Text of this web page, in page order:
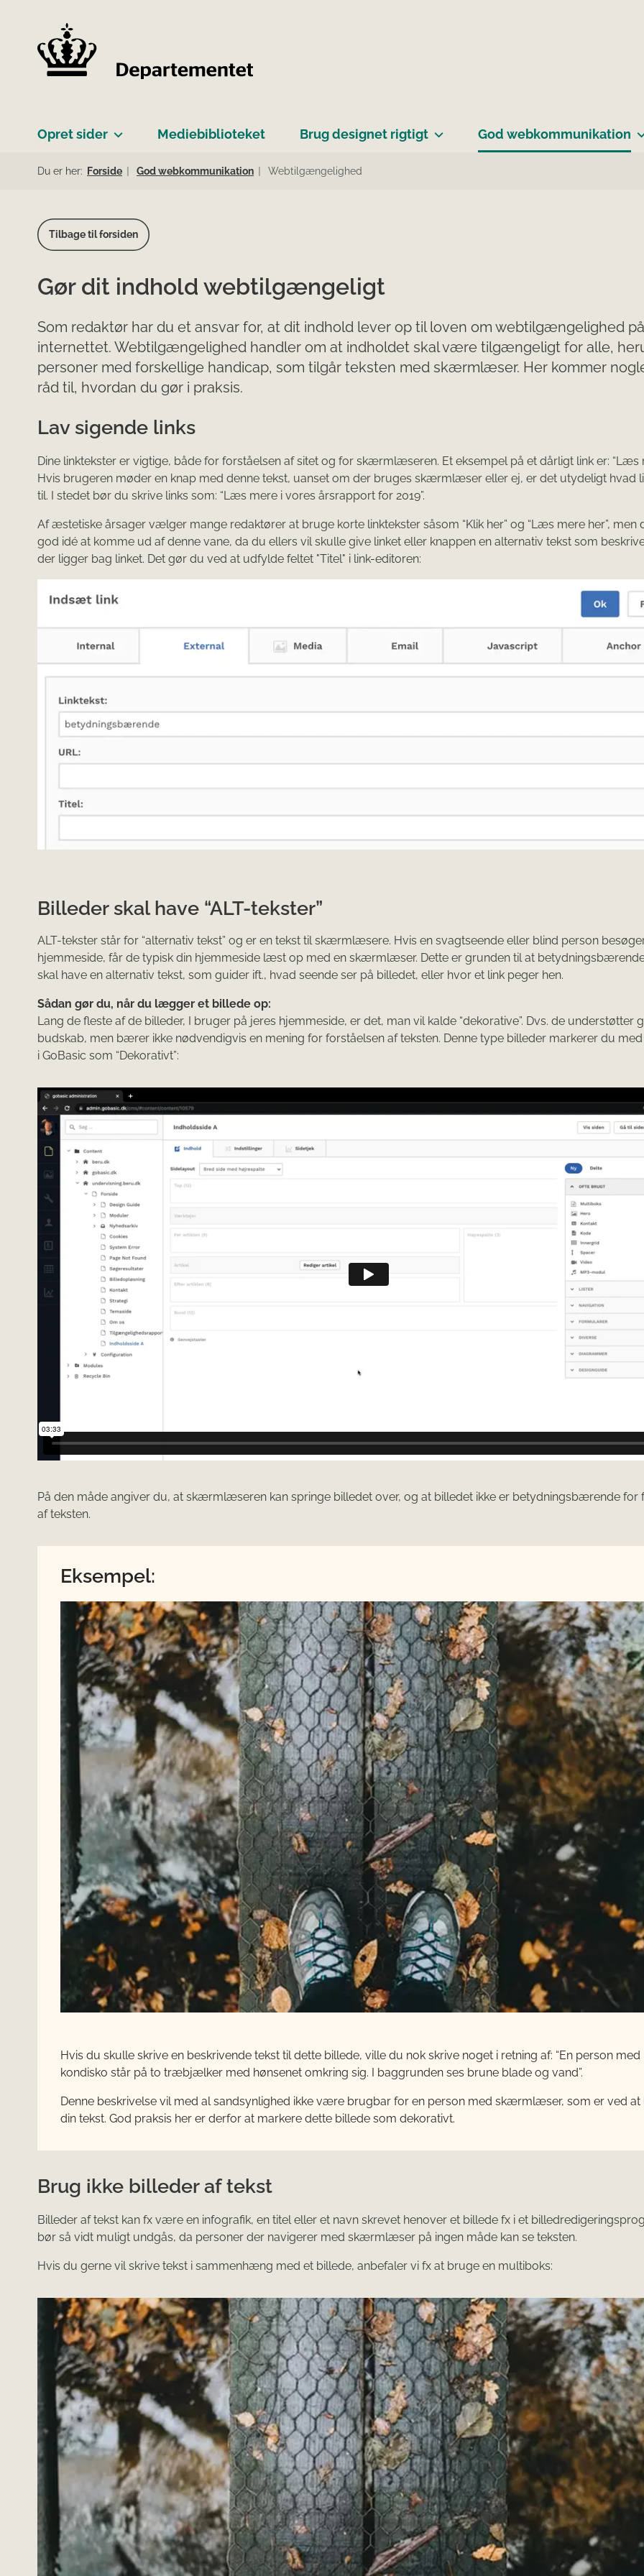
Opret sider Mediebiblioteket Brug designet rigtigt God webkommunikation
Du er her: Forside God webkommunikation Webtilgængelighed
Tilbage til forsiden
Gør dit indhold webtilgængeligt
Som redaktør har du et ansvar for, at dit indhold lever op til loven om webtilgængelighed på
internettet. Webtilgængelighed handler om at indholdet skal være tilgængeligt for alle,
personer med forskellige handicap, som tilgår teksten med skærmlæser. Her kommer
råd til, hvordan du gør i praksis.
Lav sigende links
Dine linktekster er vigtige, både for forståelsen af sitet og for skærmlæseren. Et eksempel på et dårligt link er: “Læs
Hvis brugeren møder en knap med denne tekst, uanset om der bruges skærmlæser eller ej, er det utydeligt hvad
til. I stedet bør du skrive links som: “Læs mere i vores årsrapport for 2019”.
Af æstetiske årsager vælger mange redaktører at bruge korte linktekster såsom “Klik her” og “Læs mere her”, men
god idé at komme ud af denne vane, da du ellers vil skulle give linket eller knappen en alternativ tekst som
der ligger bag linket. Det gør du ved at udfylde feltet "Titel" i link-editoren:
Billeder skal have “ALT-tekster”
ALT-tekster står for “alternativ tekst” og er en tekst til skærmlæsere. Hvis en svagtseende eller blind person
hjemmeside, får de typisk din hjemmeside læst op med en skærmlæser. Dette er grunden til at
skal have en alternativ tekst, som guider ift., hvad seende ser på billedet, eller hvor et link peger hen.
Sådan gør du, når du lægger et billede op:
Lang de fleste af de billeder, I bruger på jeres hjemmeside, er det, man vil kalde “dekorative”. Dvs. de understøtter
budskab, men bærer ikke nødvendigvis en mening for forståelsen af teksten. Denne type billeder markerer du
i GoBasic som “Dekorativt”:
På den måde angiver du, at skærmlæseren kan springe billedet over, og at billedet ikke er betydningsbærende for
af teksten.
Eksempel:
Hvis du skulle skrive en beskrivende tekst til dette billede, ville du nok skrive noget i retning af: “En person med
kondisko står på to træbjælker med hønsenet omkring sig. I baggrunden ses brune blade og vand”.
Denne beskrivelse vil med al sandsynlighed ikke være brugbar for en person med skærmlæser, som er ved
din tekst. God praksis her er derfor at markere dette billede som dekorativt.
Brug ikke billeder af tekst
Billeder af tekst kan fx være en infografik, en titel eller et navn skrevet henover et billede fx i et
bør så vidt muligt undgås, da personer der navigerer med skærmlæser på ingen måde kan se teksten.
Hvis du gerne vil skrive tekst i sammenhæng med et billede, anbefaler vi fx at bruge en multiboks: